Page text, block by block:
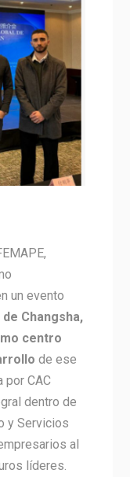
un evento
Changsha,
centro
de ese
por CAC
dentro de
y Servicios
al
líderes.